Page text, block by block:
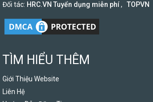
Đối tác: HRC.VN Tuyển dụng miễn phí, TOPVN
TÌM HIỂU THÊM
Giới Thiệu Website
Liên Hệ